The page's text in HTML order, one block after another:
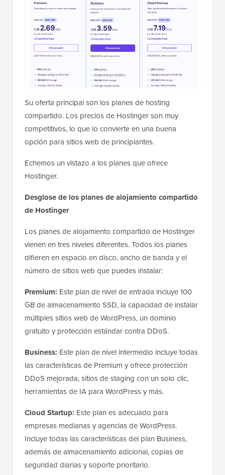
Su oferta principal son los planes de hosting
compartido. Los precios de Hostinger son muy
competitivos, lo que lo convierte en una buena
opción para sitios web de principiantes.
Echemos un vistazo a los planes que ofrece
Hostinger.
Desglose de los planes de alojamiento compartido
de Hostinger
Los planes de alojamiento compartido de Hostinger
vienen en tres niveles diferentes. Todos los planes
difieren en espacio en disco, ancho de banda y el
número de sitios web que puedes instalar:
Premium: Este plan de nivel de entrada incluye 100
GB de almacenamiento SSD, la capacidad de instalar
múltiples sitios web de WordPress, un dominio
gratuito y protección estándar contra DDoS.
Business: Este plan de nivel intermedio incluye todas
las características de Premium y ofrece protección
DDoS mejorada, sitios de staging con un solo clic,
herramientas de IA para WordPress y más.
Cloud Startup: Este plan es adecuado para
empresas medianas y agencias de WordPress.
Incluye todas las características del plan Business,
además de almacenamiento adicional, copias de
seguridad diarias y soporte prioritario.